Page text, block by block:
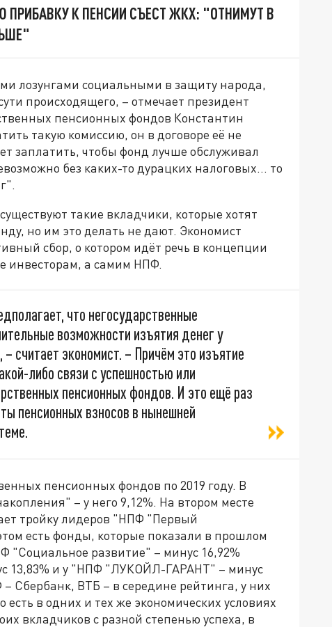
ПРИБАВКУ К ПЕНСИИ СЪЕСТ ЖКХ: "ОТНИМУТ В
лозунгами социальными в защиту народа,
происходящего, – отмечает президент
пенсионных фондов Константин
такую комиссию, он в договоре её не
заплатить, чтобы фонд лучше обслуживал
без каких-то дурацких налоговых… то
такие вкладчики, которые хотят
но им это делать не дают. Экономист
сбор, о котором идёт речь в концепции
инвесторам, а самим НПФ.
что негосударственные
возможности изъятия денег у
считает экономист. – Причём это изъятие
либо связи с успешностью или
пенсионных фондов. И это ещё раз
пенсионных взносов в нынешней
пенсионных фондов по 2019 году. В
– у него 9,12%. На втором месте
тройку лидеров "НПФ "Первый
есть фонды, которые показали в прошлом
"Социальное развитие" – минус 16,92%
13,83% и у "НПФ "ЛУКОЙЛ-ГАРАНТ" – минус
Сбербанк, ВТБ – в середине рейтинга, у них
есть в одних и тех же экономических условиях
вкладчиков с разной степенью успеха, в